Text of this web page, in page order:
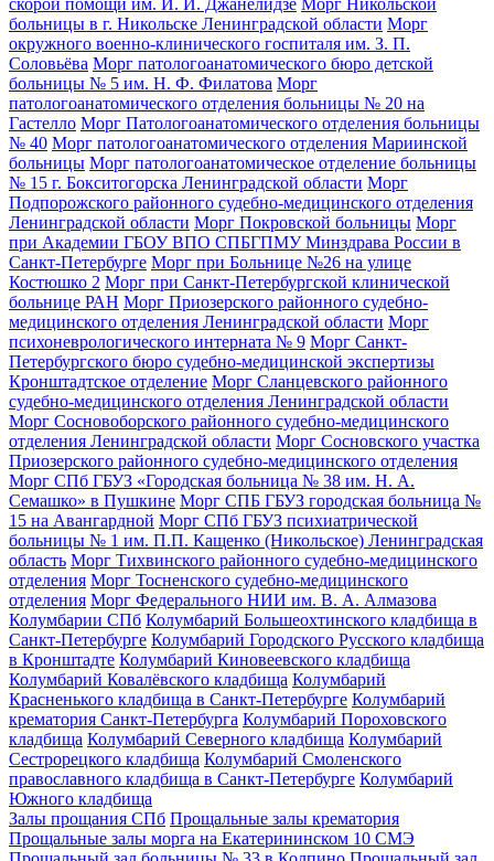
скорой помощи им. И. И. Джанелидзе Морг Никольской
больницы в г. Никольске Ленинградской области Морг
окружного военно-клинического госпиталя им. З. П.
Соловьёва Морг патологоанатомического бюро детской
больницы № 5 им. Н. Ф. Филатова Морг
патологоанатомического отделения больницы № 20 на
Гастелло Морг Патологоанатомического отделения больницы
№ 40 Морг патологоанатомического отделения Мариинской
больницы Морг патологоанатомическое отделение больницы
№ 15 г. Бокситогорска Ленинградской области Морг
Подпорожского районного судебно-медицинского отделения
Ленинградской области Морг Покровской больницы Морг
при Академии ГБОУ ВПО СПБГПМУ Минздрава России в
Санкт-Петербурге Морг при Больнице №26 на улице
Костюшко 2 Морг при Санкт-Петербургской клинической
больнице РАН Морг Приозерского районного судебно-
медицинского отделения Ленинградской области Морг
психоневрологического интерната № 9 Морг Санкт-
Петербургского бюро судебно-медицинской экспертизы
Кронштадтское отделение Морг Сланцевского районного
судебно-медицинского отделения Ленинградской области
Морг Сосновоборского районного судебно-медицинского
отделения Ленинградской области Морг Сосновского участка
Приозерского районного судебно-медицинского отделения
Морг СПб ГБУЗ «Городская больница № 38 им. Н. А.
Семашко» в Пушкине Морг СПБ ГБУЗ городская больница №
15 на Авангардной Морг СПб ГБУЗ психиатрической
больницы № 1 им. П.П. Кащенко (Никольское) Ленинградская
область Морг Тихвинского районного судебно-медицинского
отделения Морг Тосненского судебно-медицинского
отделения Морг Федерального НИИ им. В. А. Алмазова
Колумбарии СПб Колумбарий Большеохтинского кладбища в
Санкт-Петербурге Колумбарий Городского Русского кладбища
в Кронштадте Колумбарий Киновеевского кладбища
Колумбарий Ковалёвского кладбища Колумбарий
Красненького кладбища в Санкт-Петербурге Колумбарий
крематория Cанкт-Петербурга Колумбарий Пороховского
кладбища Колумбарий Северного кладбища Колумбарий
Сестрорецкого кладбища Колумбарий Смоленского
православного кладбища в Санкт-Петербурге Колумбарий
Южного кладбища
Залы прощания СПб Прощальные залы крематория
Прощальные залы морга на Екатерининском 10 СМЭ